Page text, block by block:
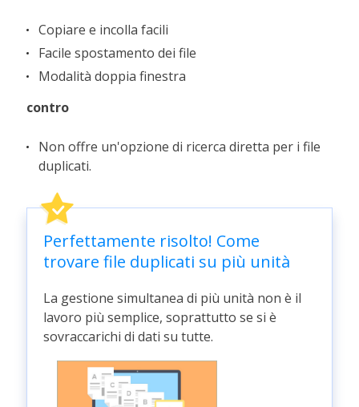
Copiare e incolla facili
Facile spostamento dei file
Modalità doppia finestra
contro
Non offre un'opzione di ricerca diretta per i file
duplicati.
Perfettamente risolto! Come
trovare file duplicati su più unità
La gestione simultanea di più unità non è il
lavoro più semplice, soprattutto se si è
sovraccarichi di dati su tutte.